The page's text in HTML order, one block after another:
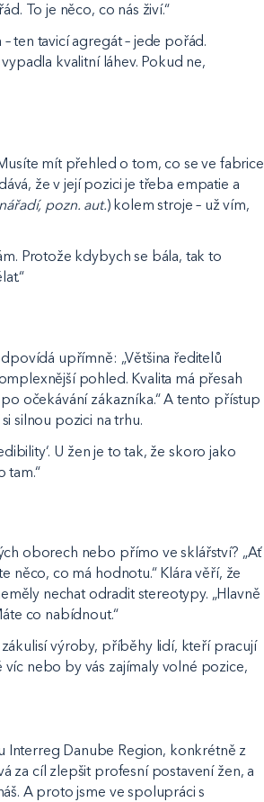
To je něco, co nás živí.“
ten tavicí agregát – jede pořád.
kvalitní láhev. Pokud ne,
mít přehled o tom, co se ve fabrice
že v její pozici je třeba empatie a
pozn. aut.) kolem stroje – už vím,
Protože kdybych se bála, tak to
upřímně: „Většina ředitelů
pohled. Kvalita má přesah
očekávání zákazníka.“ A tento přístup
silnou pozici na trhu.
U žen je to tak, že skoro jako
tam.“
oborech nebo přímo ve sklářství? „Ať
něco, co má hodnotu.“ Klára věří, že
nechat odradit stereotypy. „Hlavně
co nabídnout.“
výroby, příběhy lidí, kteří pracují
nebo by vás zajímaly volné pozice,
Interreg Danube Region, konkrétně z
za cíl zlepšit profesní postavení žen, a
A proto jsme ve spolupráci s